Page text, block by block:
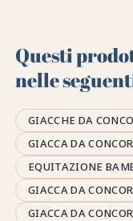
Questi
nelle
GIACCHE DA
GIACCA DA
EQUITAZIONE
GIACCA DA
GIACCA DA